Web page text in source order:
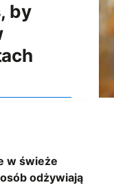
by
w świeże
odżywiają